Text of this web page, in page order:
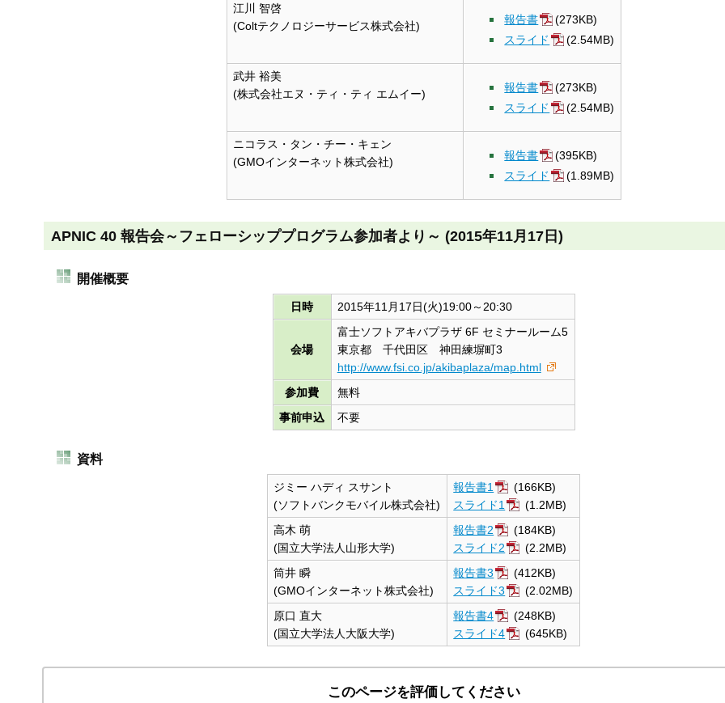
江川 智啓
(Coltテクノロジーサービス株式会社)
報告書
(273KB)
スライド
(2.54MB)
武井 裕美
(株式会社エヌ・ティ・ティ エムイー)
報告書
(273KB)
スライド
(2.54MB)
ニコラス・タン・チー・キェン
(GMOインターネット株式会社)
報告書
(395KB)
スライド
(1.89MB)
APNIC 40 報告会～フェローシッププログラム参加者より～ (2015年11月17日)
開催概要
日時 2015年11月17日(火)19:00～20:30
会場
富士ソフトアキバプラザ 6F セミナールーム5
東京都 千代田区 神田練塀町3
http://www.fsi.co.jp/akibaplaza/map.html
参加費
無料
事前申込
不要
資料
ジミー ハディ スサント
(ソフトバンクモバイル株式会社)
報告書1
(166KB)
スライド1
(1.2MB)
高木 萌
(国立大学法人山形大学)
報告書2
(184KB)
スライド2
(2.2MB)
筒井 瞬
(GMOインターネット株式会社)
報告書3
(412KB)
スライド3
(2.02MB)
原口 直大
(国立大学法人大阪大学)
報告書4
(248KB)
スライド4
(645KB)
このページを評価してください